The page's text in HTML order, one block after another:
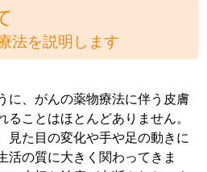
法を説明します
に、がんの薬物療法に伴う皮膚
ことはほとんどありません。
見た目の変化や手や足の動きに
活の質に大きく関わってきま